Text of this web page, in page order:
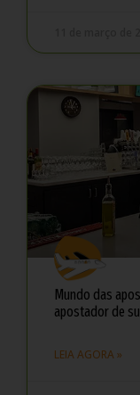
Mundo das
apostador de
LEIA AGORA »